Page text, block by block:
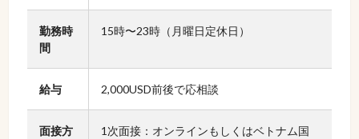
勤務時
間
15時〜23時（月曜日定休日）
給与 2,000USD前後で応相談
面接方
1次面接：オンラインもしくはベトナム国